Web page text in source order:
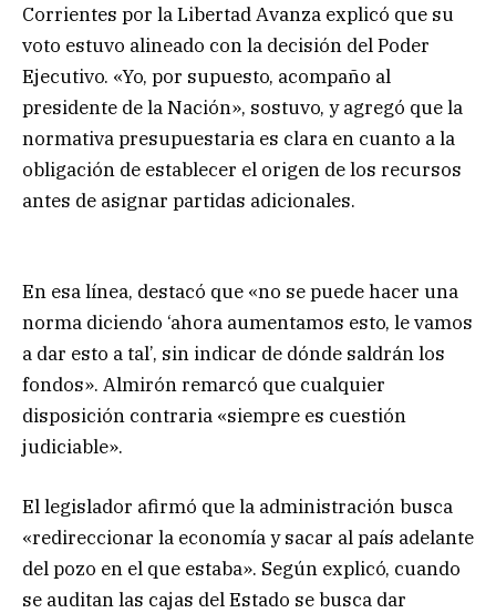
Corrientes por la Libertad Avanza explicó que su
voto estuvo alineado con la decisión del Poder
Ejecutivo. «Yo, por supuesto, acompaño al
presidente de la Nación», sostuvo, y agregó que la
normativa presupuestaria es clara en cuanto a la
obligación de establecer el origen de los recursos
antes de asignar partidas adicionales.
En esa línea, destacó que «no se puede hacer una
norma diciendo ‘ahora aumentamos esto, le vamos
a dar esto a tal’, sin indicar de dónde saldrán los
fondos». Almirón remarcó que cualquier
disposición contraria «siempre es cuestión
judiciable».
El legislador afirmó que la administración busca
«redireccionar la economía y sacar al país adelante
del pozo en el que estaba». Según explicó, cuando
se auditan las cajas del Estado se busca dar